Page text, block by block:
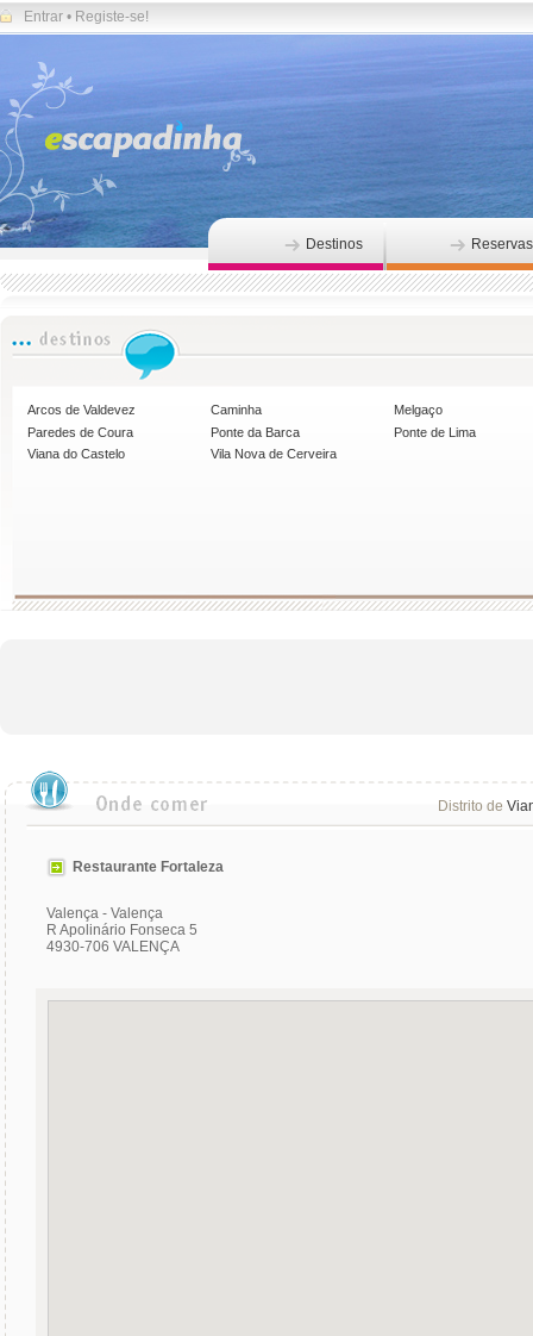
Entrar • Registe-se!
Destinos Reservas
Arcos de Valdevez Caminha
Melgaço
Paredes de Coura
Ponte da Barca
Ponte de Lima
Viana do Castelo
Vila Nova de Cerveira
Distrito de
Restaurante Fortaleza
Valença - Valença
R Apolinário Fonseca 5
4930-706 VALENÇA